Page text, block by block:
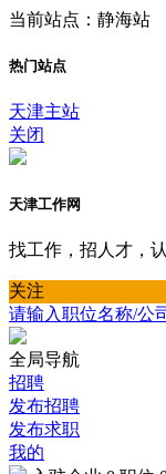
当前站点：静海站
热门站点
天津主站
关闭
天津工作网
找工作，招人才，
关注
请输入职位名称/公
全局导航
招聘
发布招聘
发布求职
我的